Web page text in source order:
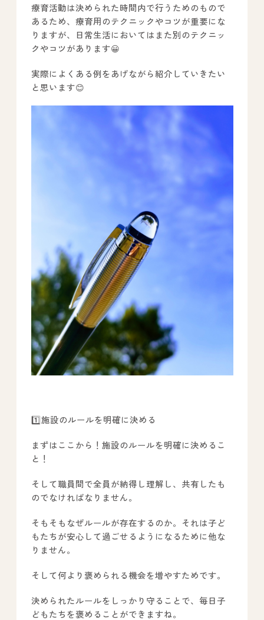
療育活動は決められた時間内で行うためのもので
あるため、療育用のテクニックやコツが重要にな
りますが、日常生活においてはまた別のテクニッ
クやコツがあります😀
実際によくある例をあげながら紹介していきたい
と思います😊
1️⃣施設のルールを明確に決める
まずはここから！施設のルールを明確に決めるこ
と！
そして職員間で全員が納得し理解し、共有したも
のでなければなりません。
そもそもなぜルールが存在するのか。それは子ど
もたちが安心して過ごせるようになるために他な
りません。
そして何より褒められる機会を増やすためです。
決められたルールをしっかり守ることで、毎日子
どもたちを褒めることができますね。